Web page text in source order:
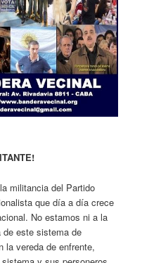
militancia del Partido
que día a día crece
No estamos ni a la
de este sistema de
la vereda de enfrente,